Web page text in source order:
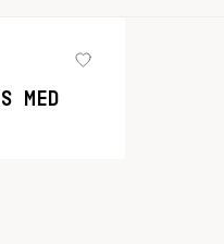
MED